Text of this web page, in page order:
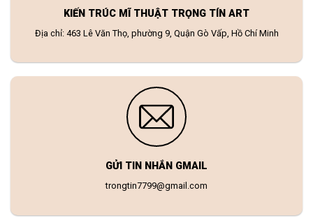
KIẾN TRÚC MĨ THUẬT TRỌNG TÍN ART
Địa chỉ: 463 Lê Văn Thọ, phường 9, Quận Gò Vấp, Hồ Chí Minh
GỬI TIN NHẮN GMAIL
trongtin7799@gmail.com